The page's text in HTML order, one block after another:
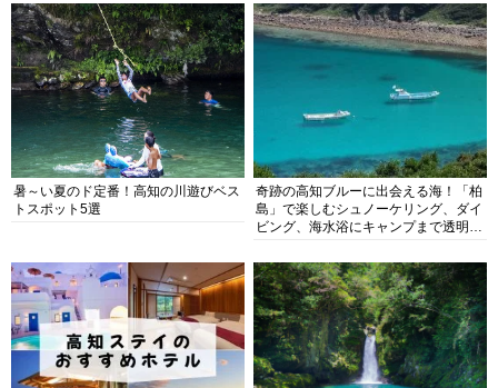
暑～い夏のド定番！高知の川遊びベス
トスポット5選
奇跡の高知ブルーに出会える海！「柏
島」で楽しむシュノーケリング、ダイ
ビング、海水浴にキャンプまで透明度